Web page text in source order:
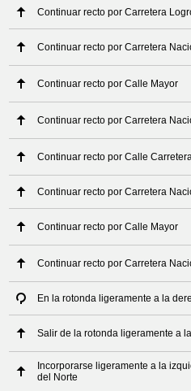
Continuar recto por Carretera
Continuar recto por Carretera
Continuar recto por Calle Mayor
Continuar recto por Carretera
Continuar recto por Calle
Continuar recto por Carretera
Continuar recto por Calle Mayor
Continuar recto por Carretera
En la rotonda ligeramente a la
Salir de la rotonda ligeramente a
Incorporarse ligeramente a la
del Norte